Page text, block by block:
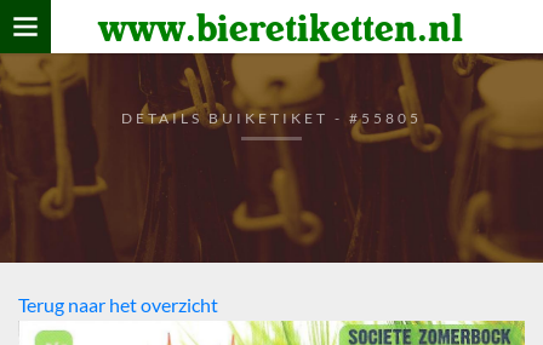
www.bieretiketten.nl
Home
verzamelen
De bierkaart
Bezoekers
DETAILS BUIKETIKET - #55805
Terug naar het overzicht